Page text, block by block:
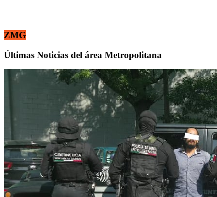
ZMG
Últimas Noticias del área Metropolitana